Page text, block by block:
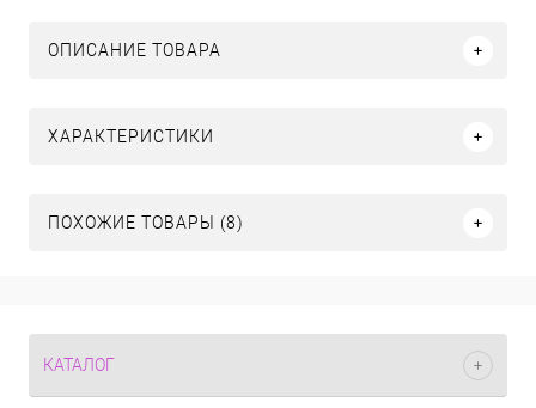
ОПИСАНИЕ ТОВАРА
ХАРАКТЕРИСТИКИ
ПОХОЖИЕ ТОВАРЫ (8)
КАТАЛОГ